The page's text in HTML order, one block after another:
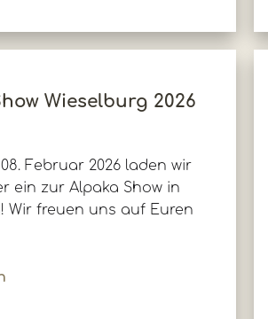
Wieselburg 2026
08. Februar 2026 laden wir
ein zur Alpaka Show in
Wir freuen uns auf Euren